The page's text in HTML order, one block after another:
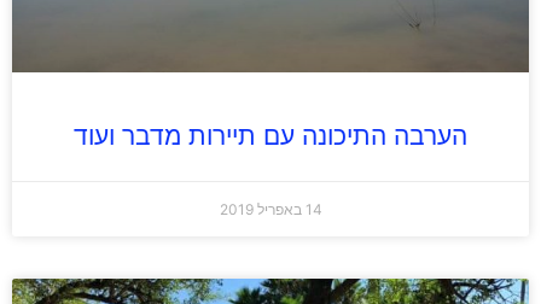
הערבה התיכונה עם תיירות מדבר ועוד
14 באפריל 2019